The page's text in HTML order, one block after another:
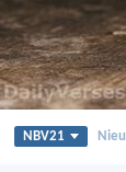
NBV21